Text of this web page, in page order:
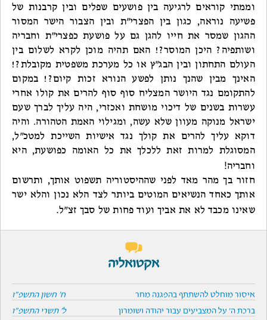
וממתי קוראים לרגיעה בין פושעים שפלים ובין קרבנות של
פשיעה נוראה, כגון בין הפצרי"ת ובין הצבור הישר המסור
ההגון שמסר את חייו להגן גם על פושעת כפצרי"ת וחבריה
ושותפיה? היכן המוסר?! האם תהיה מוכן לקרא לשלום בין
העולם התחתון ובין הבג"ץ או כל מערכת משפטית מקובלת?!
האינך מבין שהנך נותן לפשע הנורא זכות קיום?! במקום
להתקומם נגד היושר המצליח סוף סוף להרים את קולו אחרי
עשרות בשנים של דיכוי מושחת ואכזרי, היה עליך לברך שעם
ישראל מנוקה מעוון שלא עשה, ומגילוי האמת הטהורה. והיה
דוקא עליך להרים את קולך נגד אישיות השייכת למטכ"ל,
המסוגלת למרות זאת ללכלך את כל האומה כפושעת, היא
וחבריה!
חזור בך מהר מאד לפני שההיסטוריה תשפוט אותך, ותרשום
אותך כאחד הנשיאים המוטים ביותר לצד הלא נכון והלא ישר
שאינו מכבד לא את אביך ועוד פחות של סבך זצ"ל.
אקטואליה
איסור מוחלט להשתתף בהפגנה מחר
ח' חשון התשפ"ו
ברכת ה' על המצביעים עבור יהודה ושומרון
ל' תשרי התשפ"ו